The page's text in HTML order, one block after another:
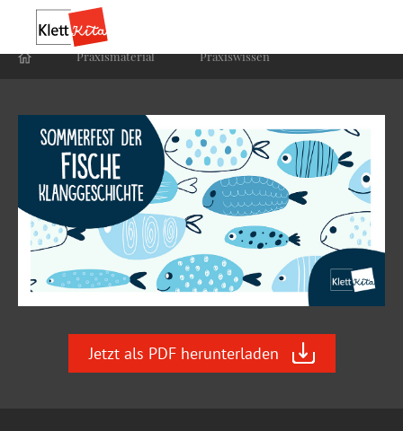
Praxis­material Praxis­wissen
Jetzt als PDF herunterladen